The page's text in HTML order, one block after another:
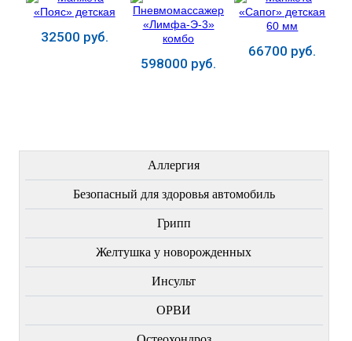
32500 руб.
598000 руб.
66700 руб.
Аллергия
Безопасный для здоровья автомобиль
Грипп
Желтушка у новорожденных
Инсульт
ОРВИ